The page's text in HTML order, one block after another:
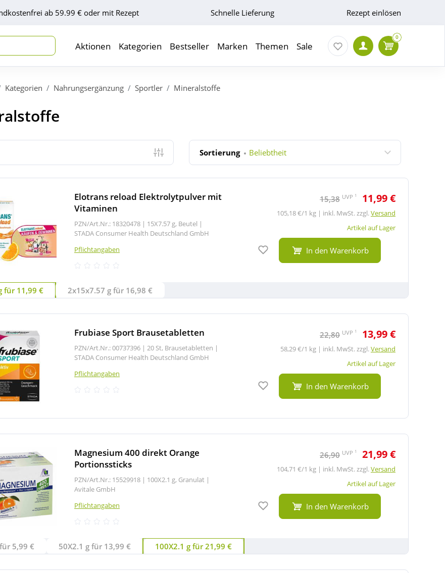
ab 59.99 € oder mit Rezept Schnelle Lieferung Rezept einlösen
Aktionen Kategorien Bestseller Marken Themen Sale
0
Kategorien Nahrungsergänzung Sportler Mineralstoffe
Sortierung Beliebtheit
Elotrans reload Elektrolytpulver mit
Vitaminen
PZN/Art.Nr.: 18320478 | 15X7.57 g, Beutel |
STADA Consumer Health Deutschland GmbH
Pflichtangaben
15,38 UVP 1 11,99 €
105,18 €/1 kg | inkl. MwSt. zzgl.Versand
Artikel auf Lager
Auf den Merkzettel
In den Warenkorb
für 11,99 € 2x15x7.57 g für 16,98 €
Frubiase Sport Brausetabletten
PZN/Art.Nr.: 00737396 | 20 St, Brausetabletten |
STADA Consumer Health Deutschland GmbH
Pflichtangaben
22,80 UVP 1 13,99 €
58,29 €/1 kg | inkl. MwSt. zzgl.Versand
Artikel auf Lager
Auf den Merkzettel
In den Warenkorb
Magnesium 400 direkt Orange
Portionssticks
PZN/Art.Nr.: 15529918 | 100X2.1 g, Granulat |
Avitale GmbH
Pflichtangaben
26,90 UVP 1 21,99 €
104,71 €/1 kg | inkl. MwSt. zzgl.Versand
Artikel auf Lager
Auf den Merkzettel
In den Warenkorb
5,99 € 50X2.1 g für 13,99 € 100X2.1 g für 21,99 €